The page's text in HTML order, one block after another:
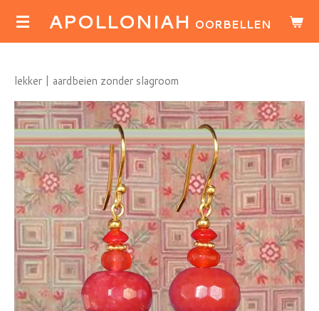
Ga
de
APOLLONIAH OORBELLEN
lekker | aardbeien zonder slagroom